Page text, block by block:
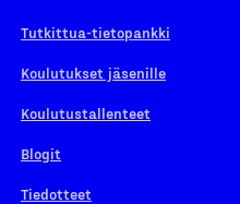
Tutkittua-tietopankki
Koulutukset jäsenille
Koulutustallenteet
Blogit
Tiedotteet